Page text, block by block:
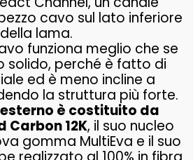
cavo sul lato inferiore
della lama.
funziona meglio che se
solido, perché è fatto di
ed è meno incline a
la struttura più forte.
è costituito da
Carbon 12K, il suo nucleo
gomma MultiEva e il suo